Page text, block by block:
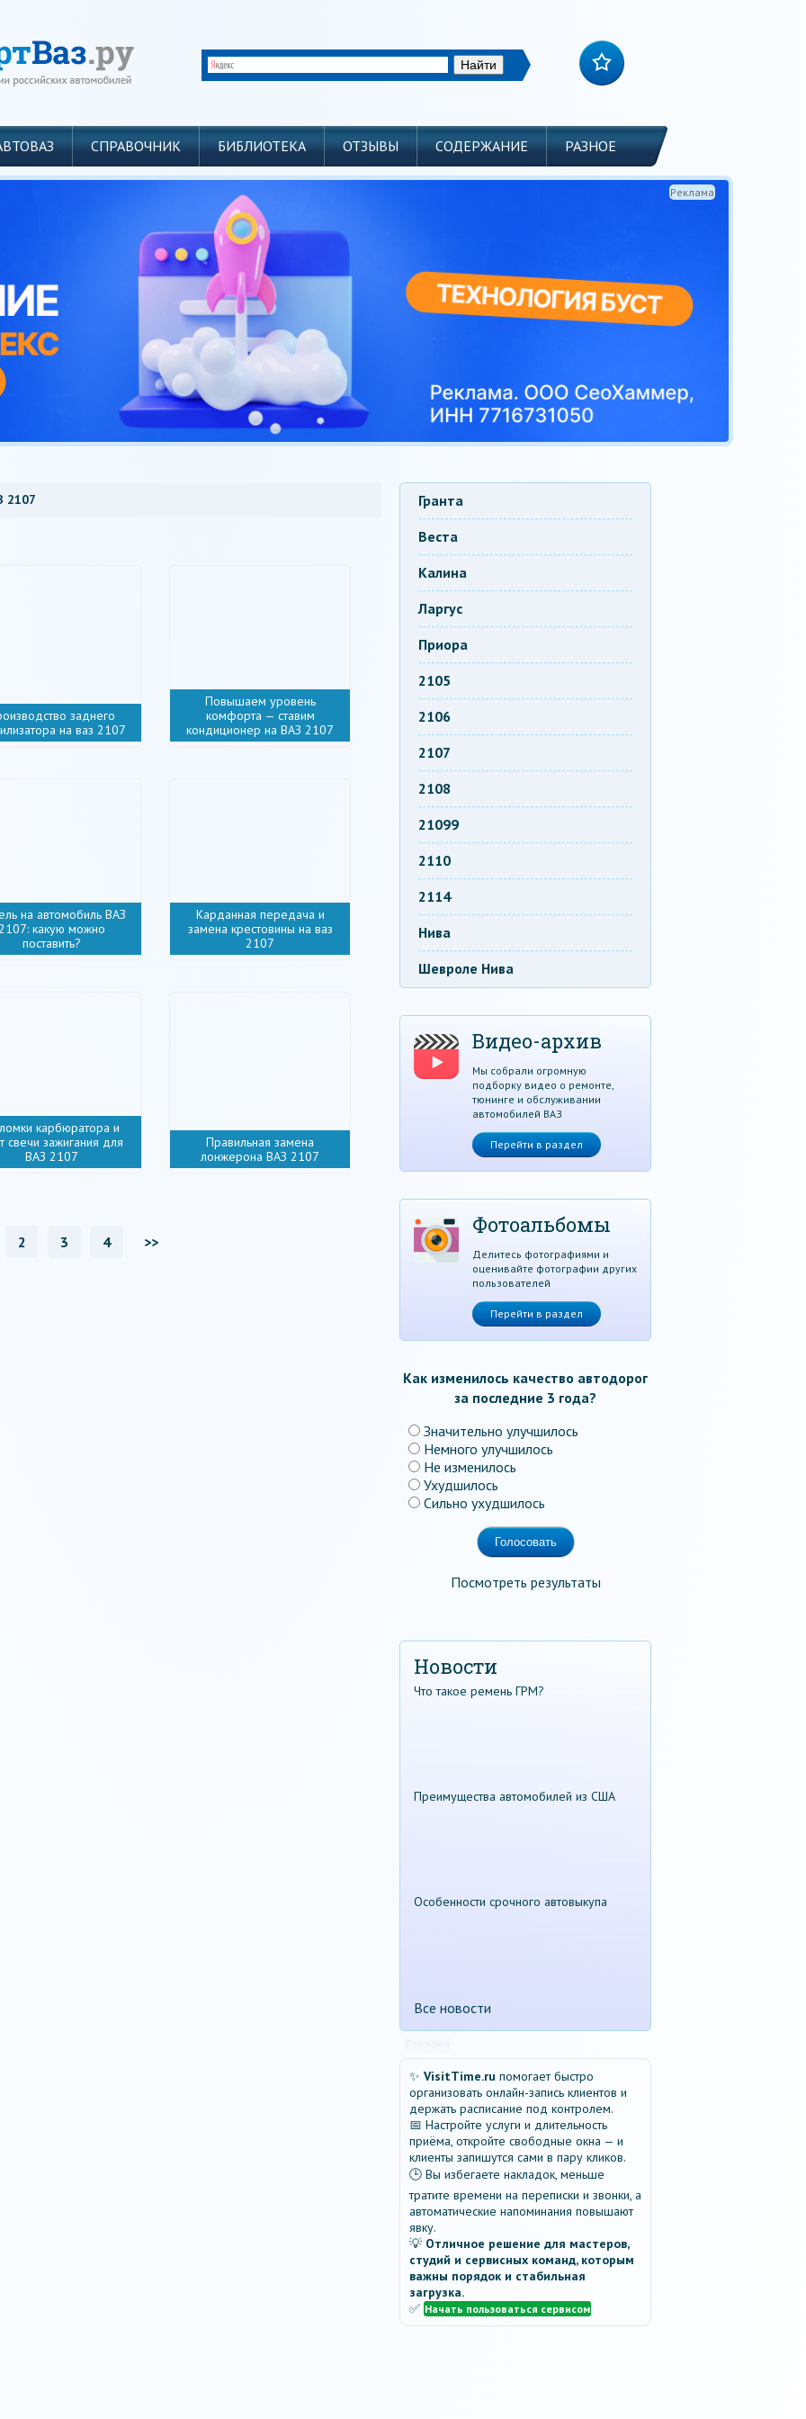
СПРАВОЧНИК БИБЛИОТЕКА ОТЗЫВЫ СОДЕРЖАНИЕ РАЗНОЕ
Реклама
2107
заднего
на ваз 2107
Повышаем уровень
комфорта — ставим
кондиционер на ВАЗ 2107
на автомобиль ВАЗ
какую можно
поставить?
Карданная передача и
замена крестовины на ваз
2107
карбюратора и
свечи зажигания для
ВАЗ 2107
Правильная замена
лонжерона ВАЗ 2107
2 3 4 >>
Гранта
Веста
Калина
Ларгус
Приора
2105
2106
2107
2108
21099
2110
2114
Нива
Шевроле Нива
Видео-архив
Мы собрали огромную
подборку видео о ремонте,
тюнинге и обслуживании
автомобилей ВАЗ
Перейти в раздел
Фотоальбомы
Делитесь фотографиями и
оценивайте фотографии других
пользователей
Перейти в раздел
Как изменилось качество автодорог
за последние 3 года?
Значительно улучшилось
Немного улучшилось
Не изменилось
Ухудшилось
Сильно ухудшилось
Посмотреть результаты
Новости
Что такое ремень ГРМ?
Преимущества автомобилей из США
Особенности срочного автовыкупа
Все новости
✨ VisitTime.ru помогает быстро
организовать онлайн-запись клиентов и
держать расписание под контролем.
📅 Настройте услуги и длительность
приёма, откройте свободные окна — и
клиенты запишутся сами в пару кликов.
🕒 Вы избегаете накладок, меньше
тратите времени на переписки и звонки, а
автоматические напоминания повышают
явку.
💡 Отличное решение для мастеров,
студий и сервисных команд, которым
важны порядок и стабильная
загрузка.
✅ Начать пользоваться сервисом